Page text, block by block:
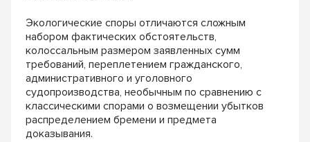
Экологические споры отличаются сложным
набором фактических обстоятельств,
колоссальным размером заявленных сумм
требований, переплетением гражданского,
административного и уголовного
судопроизводства, необычным по сравнению с
классическими спорами о возмещении убытков
распределением бремени и предмета
доказывания.